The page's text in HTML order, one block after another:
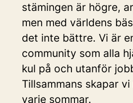
stämingen är högre,
men med världens
det inte bättre. Vi är
community som alla
kul på och utanför
Tillsammans skapar
varje sommar.